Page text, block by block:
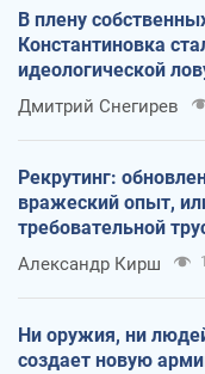
В плену
Константиновка
идеологической
оккупантов
Дмитрий Снегирев
Рекрутинг:
вражеский опыт,
требовательной
Александр Кирш
Ни оружия, ни
создает новую